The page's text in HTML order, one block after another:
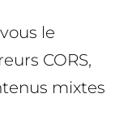
le
CORS,
mixtes